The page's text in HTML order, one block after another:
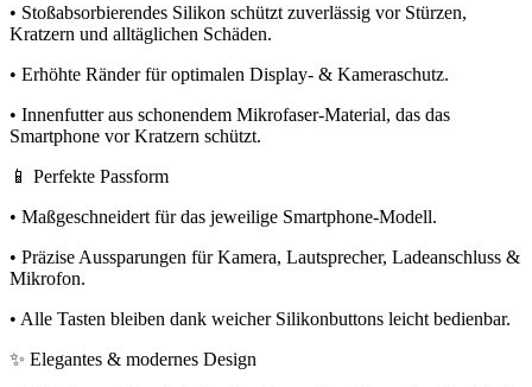
• Stoßabsorbierendes Silikon schützt zuverlässig vor Stürzen,
Kratzern und alltäglichen Schäden.
• Erhöhte Ränder für optimalen Display- & Kameraschutz.
• Innenfutter aus schonendem Mikrofaser-Material, das das
Smartphone vor Kratzern schützt.
📱 Perfekte Passform
• Maßgeschneidert für das jeweilige Smartphone-Modell.
• Präzise Aussparungen für Kamera, Lautsprecher, Ladeanschluss &
Mikrofon.
• Alle Tasten bleiben dank weicher Silikonbuttons leicht bedienbar.
✨ Elegantes & modernes Design